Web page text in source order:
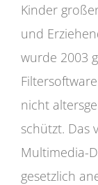
Kinder
und
wurde 2003
nicht
schützt. Das
Multimedia-
gesetzlich